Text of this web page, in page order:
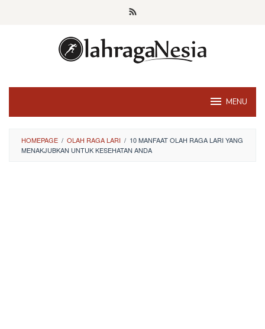
MENU
HOMEPAGE / OLAH RAGA LARI / 10 MANFAAT OLAH RAGA LARI YANG
MENAKJUBKAN UNTUK KESEHATAN ANDA